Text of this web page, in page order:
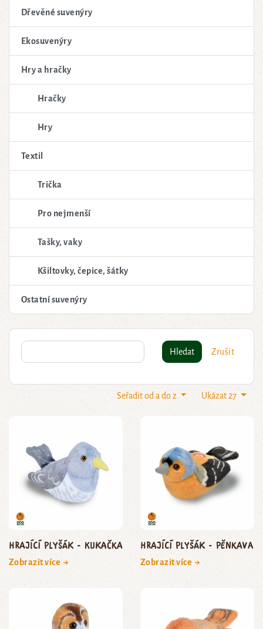
Dřevěné suvenýry
Ekosuvenýry
Hry a hračky
Hračky
Hry
Textil
Trička
Pro nejmenší
Tašky, vaky
Kšiltovky, čepice, šátky
Ostatní suvenýry
Hledat Zrušit
Ukázat 27
Seřadit od a do z
Hrající plyšák - kukačka
Zobrazit více →
Hrající plyšák - pěnkava
Zobrazit více →